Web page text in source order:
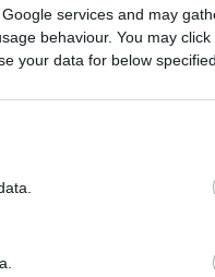
services and may
behaviour. You may
your data for below
la calandre
à ne pas